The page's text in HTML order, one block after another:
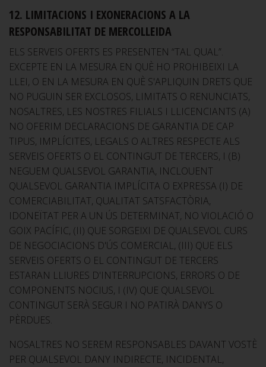
12. LIMITACIONS I EXONERACIONS A LA
RESPONSABILITAT DE MERCOLLEIDA
ELS SERVEIS OFERTS ES PRESENTEN “TAL QUAL”.
EXCEPTE EN LA MESURA EN QUÈ HO PROHIBEIXI LA
LLEI, O EN LA MESURA EN QUÈ S'APLIQUIN DRETS QUE
NO PUGUIN SER EXCLOSOS, LIMITATS O RENUNCIATS,
NOSALTRES, LES NOSTRES FILIALS I LLICENCIANTS (A)
NO OFERIM DECLARACIONS DE GARANTIA DE CAP
TIPUS, IMPLÍCITES, LEGALS O ALTRES RESPECTE ALS
SERVEIS OFERTS O EL CONTINGUT DE TERCERS, I (B)
NEGUEM QUALSEVOL GARANTIA, INCLOUENT
QUALSEVOL GARANTIA IMPLÍCITA O EXPRESSA (I) DE
COMERCIABILITAT, QUALITAT SATSFACTÒRIA,
IDONEÏTAT PER A UN ÚS DETERMINAT, NO VIOLACIÓ O
GOIX PACÍFIC, (II) QUE SORGEIXI DE QUALSEVOL CURS
DE NEGOCIACIONS D'ÚS COMERCIAL, (III) QUE ELS
SERVEIS OFERTS O EL CONTINGUT DE TERCERS
ESTARAN LLIURES D'INTERRUPCIONS, ERRORS O DE
COMPONENTS NOCIUS, I (IV) QUE QUALSEVOL
CONTINGUT SERÀ SEGUR I NO PATIRÀ DANYS O
PÈRDUES.
NOSALTRES NO SEREM RESPONSABLES DAVANT VOSTÈ
PER QUALSEVOL DANY INDIRECTE, INCIDENTAL,